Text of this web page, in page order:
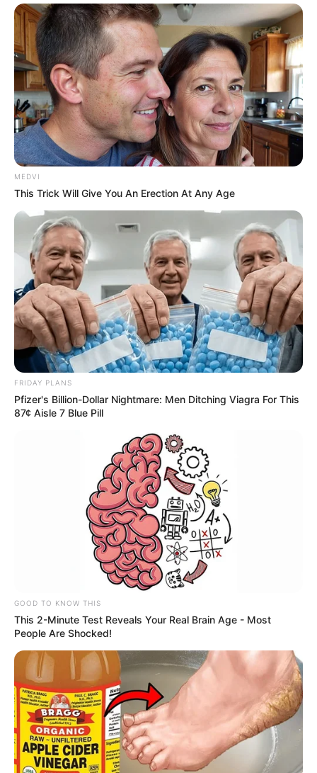
Constituição proíbe atributação de movimentações financeiras
e mensagens sobre taxas ou cobranças são c
lassificadas como
falsas .
Além disso,o órgão destaca que não recebe informaçõessobre
o tipo de transação nem valores individuais, o que desmonta a
ideia de vigilância direta sobre pagamentos cotidianos.
"Quem mantém as informações fiscais corretas não sofre
qualquer impacto com o sistema. —Foto: JASB.com.br
📢 Impacto para o contribuinte na prática
Na prática, quem mantém suasinformações fiscais corretasnão
sofre qualquer impacto com o sistema. O cruzamento de dados
serve comoferramenta para identificar inconsistências , não
para penalizar automaticamente.
A tendência é de ampliação do uso detecnologia e inteligência
, o que exige maior organização financeira
dos contribuintes, especialmente aqueles com rendimentos
MEDVI
This Trick Will Give You An Erection At Any Age
FRIDAY PLANS
Pfizer's Billion-Dollar Nightmare: Men Ditching Viagra For This
87¢ Aisle 7 Blue Pill
GOOD TO KNOW THIS
This 2-Minute Test Reveals Your Real Brain Age - Most
People Are Shocked!